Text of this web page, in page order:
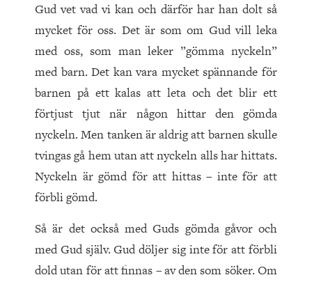
Gud vet vad vi kan och därför har han dolt så
mycket för oss. Det är som om Gud vill leka
med oss, som man leker ”gömma nyckeln”
med barn. Det kan vara mycket spännande för
barnen på ett kalas att leta och det blir ett
förtjust tjut när någon hittar den gömda
nyckeln. Men tanken är aldrig att barnen skulle
tvingas gå hem utan att nyckeln alls har hittats.
Nyckeln är gömd för att hittas – inte för att
förbli gömd.
Så är det också med Guds gömda gåvor och
med Gud själv. Gud döljer sig inte för att förbli
dold utan för att finnas – av den som söker. Om